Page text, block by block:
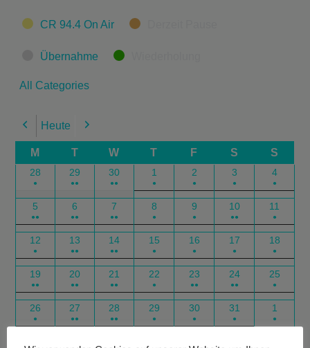
CR 94.4 On Air
Übernahme
All Categories
Previous
Heute Next
M T W T F S S
28
●
29
●●
30
●●
1
●
2
●
3
●
4
●
5
●●
6
●●
7
●●
8
●
9
●
10
●●
11
●
12
●
13
●●
14
●●
15
●
16
●
17
●
18
●
19
●●
20
●●
21
●●
22
●
23
●●
24
●●
25
●
26
●
27
●●
28
●●
29
●
30
●
31
●
1
●
Google Outlook Google Outlook